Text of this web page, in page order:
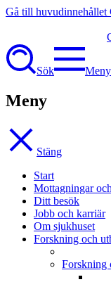
Gå till huvudinnehållet
Sök Meny
Meny
Stäng
Start
Mottagningar
Ditt besök
Jobb och karriär
Om sjukhuset
Forskning och
Forskning